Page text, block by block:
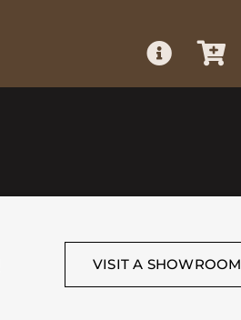
VISIT A SHOWROOM